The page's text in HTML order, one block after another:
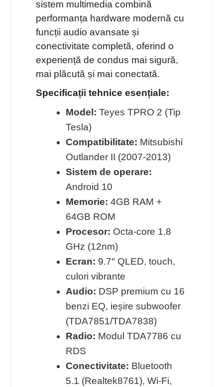
sistem multimedia combină
performanța hardware modernă cu
funcții audio avansate și
conectivitate completă, oferind o
experiență de condus mai sigură,
mai plăcută și mai conectată.
Specificații tehnice esențiale:
Model: Teyes TPRO 2 (Tip
Tesla)
Compatibilitate: Mitsubishi
Outlander II (2007-2013)
Sistem de operare:
Android 10
Memorie: 4GB RAM +
64GB ROM
Procesor: Octa-core 1.8
GHz (12nm)
Ecran: 9.7″ QLED, touch,
culori vibrante
Audio: DSP premium cu 16
benzi EQ, ieșire subwoofer
(TDA7851/TDA7838)
Radio: Modul TDA7786 cu
RDS
Conectivitate: Bluetooth
5.1 (Realtek8761), Wi‑Fi,